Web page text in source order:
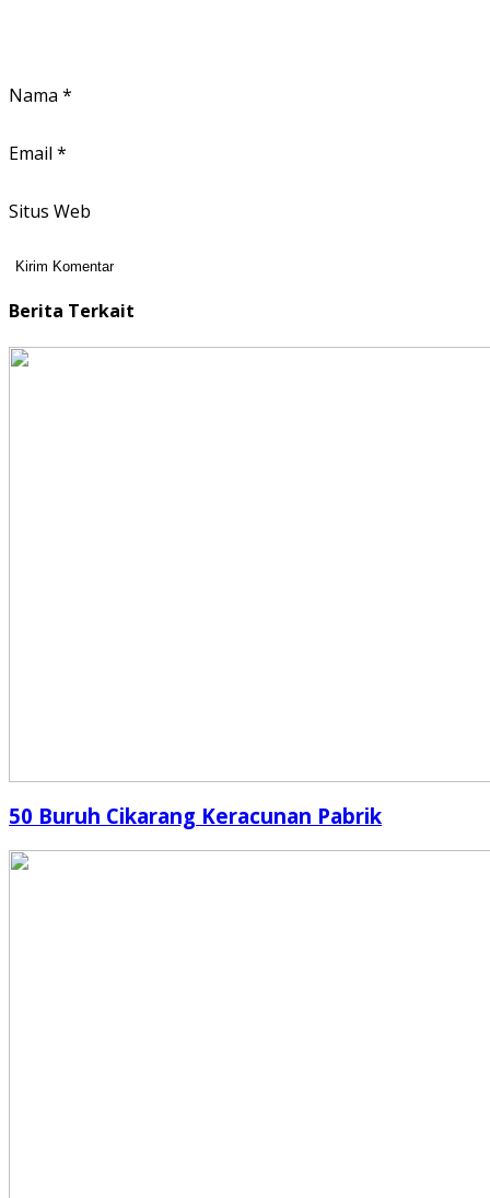
Nama *
Email *
Situs Web
Berita Terkait
50 Buruh Cikarang Keracunan Pabrik